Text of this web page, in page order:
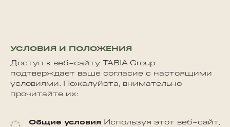
УСЛОВИЯ И ПОЛОЖЕНИЯ
Доступ к веб-сайту TABIA Group
подтверждает ваше согласие с настоящими
условиями. Пожалуйста, внимательно
прочитайте их:
Общие условия Используя этот веб-сайт,